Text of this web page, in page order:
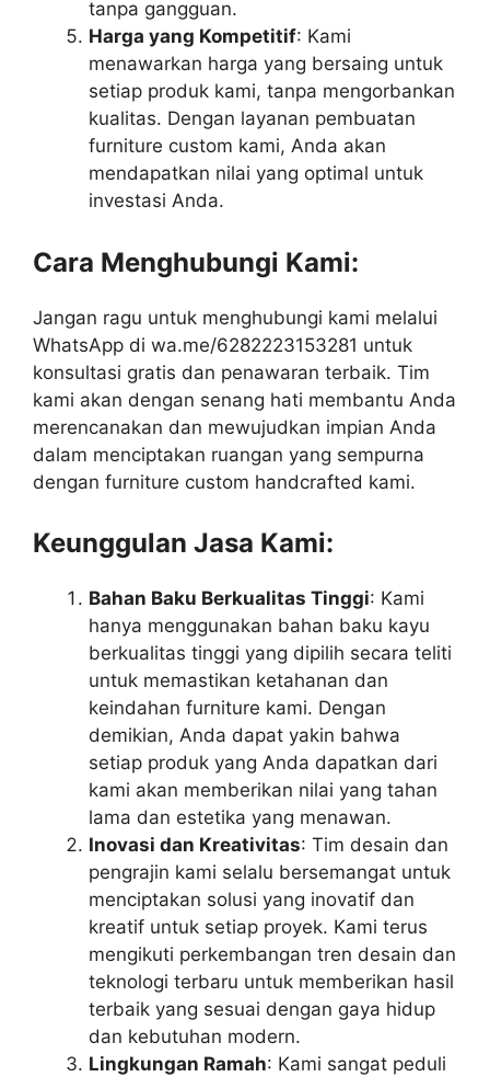
tanpa gangguan.
Harga yang Kompetitif: Kami
menawarkan harga yang bersaing untuk
setiap produk kami, tanpa mengorbankan
kualitas. Dengan layanan pembuatan
furniture custom kami, Anda akan
mendapatkan nilai yang optimal untuk
investasi Anda.
Cara Menghubungi Kami:
Jangan ragu untuk menghubungi kami melalui
WhatsApp di wa.me/6282223153281 untuk
konsultasi gratis dan penawaran terbaik. Tim
kami akan dengan senang hati membantu Anda
merencanakan dan mewujudkan impian Anda
dalam menciptakan ruangan yang sempurna
dengan furniture custom handcrafted kami.
Keunggulan Jasa Kami:
Bahan Baku Berkualitas Tinggi: Kami
hanya menggunakan bahan baku kayu
berkualitas tinggi yang dipilih secara teliti
untuk memastikan ketahanan dan
keindahan furniture kami. Dengan
demikian, Anda dapat yakin bahwa
setiap produk yang Anda dapatkan dari
kami akan memberikan nilai yang tahan
lama dan estetika yang menawan.
Inovasi dan Kreativitas: Tim desain dan
pengrajin kami selalu bersemangat untuk
menciptakan solusi yang inovatif dan
kreatif untuk setiap proyek. Kami terus
mengikuti perkembangan tren desain dan
teknologi terbaru untuk memberikan hasil
terbaik yang sesuai dengan gaya hidup
dan kebutuhan modern.
Lingkungan Ramah: Kami sangat peduli